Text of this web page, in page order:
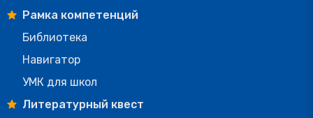
Рамка компетенций
Библиотека
Навигатор
УМК для школ
Литературный квест